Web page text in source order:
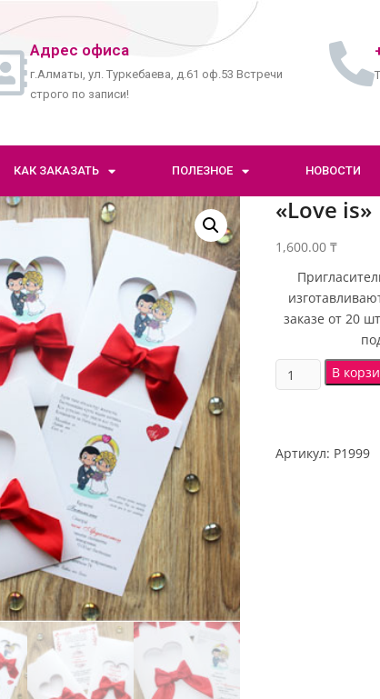
Адрес офиса
г.Алматы, ул. Туркебаева, д.61 оф.53 Встречи
строго по записи!
КАК ЗАКАЗАТЬ ПОЛЕЗНОЕ НОВОСТИ
«Love is»
1,600.00 ₸
заказе от 20
В
Артикул: P1999